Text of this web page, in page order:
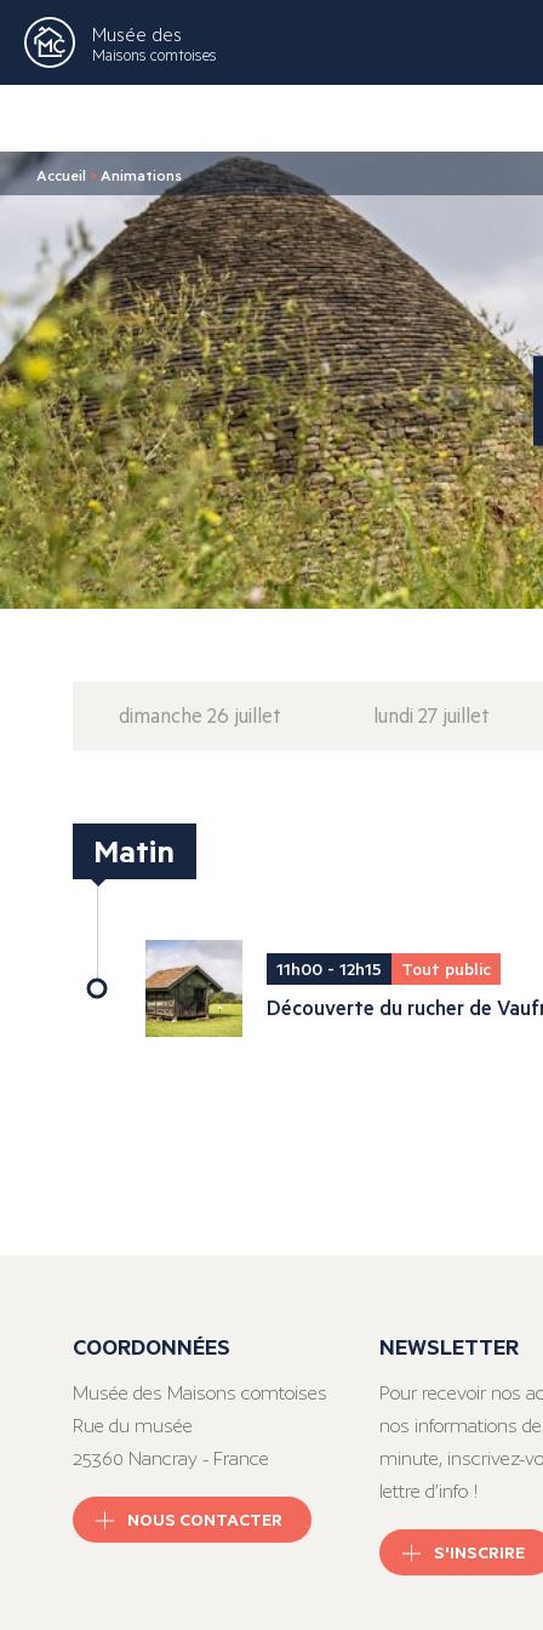
Musée des
Maisons comtoises
Accueil > Animations
dimanche 26 juillet lundi 27 juillet
Matin
11h00 - 12h15 Tout public
Découverte du rucher de
COORDONNÉES
Musée des Maisons comtoises
Rue du musée
25360 Nancray - France
NOUS CONTACTER
NEWSLETTER
Pour recevoir nos
nos informations
minute, inscrivez-
lettre d’info !
S'INSCRIRE